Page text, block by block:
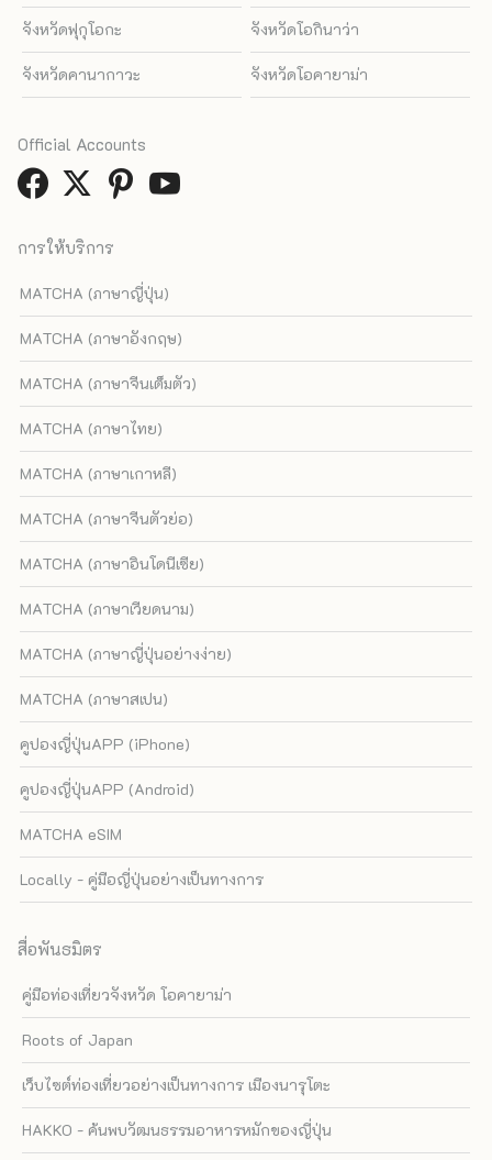
จังหวัดฟุกุโอกะ จังหวัดโอกินาว่า
จังหวัดคานากาวะ จังหวัดโอคายาม่า
การให้บริการ
MATCHA (ภาษาญี่ปุ่น)
MATCHA (ภาษาอังกฤษ)
MATCHA (ภาษาจีนเต็มตัว)
MATCHA (ภาษาไทย)
MATCHA (ภาษาเกาหลี)
MATCHA (ภาษาจีนตัวย่อ)
MATCHA (ภาษาอินโดนีเซีย)
MATCHA (ภาษาเวียดนาม)
MATCHA (ภาษาญี่ปุ่นอย่างง่าย)
MATCHA (ภาษาสเปน)
คูปองญี่ปุ่นAPP (iPhone)
คูปองญี่ปุ่นAPP (Android)
MATCHA eSIM
Locally - คู่มือญี่ปุ่นอย่างเป็นทางการ
สื่อพันธมิตร
คู่มือท่องเที่ยวจังหวัด โอคายาม่า
Roots of Japan
เว็บไซต์ท่องเที่ยวอย่างเป็นทางการ เมืองนารุโตะ
HAKKO - ค้นพบวัฒนธรรมอาหารหมักของญี่ปุ่น
Official Accounts